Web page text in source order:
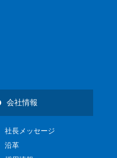
会社情報
社長メッセージ
沿革